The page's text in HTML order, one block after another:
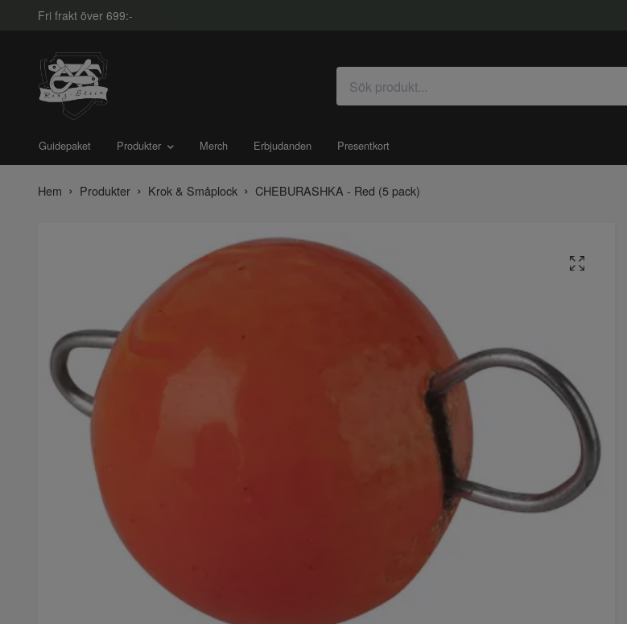
Fri frakt över 699:-
Guidepaket Produkter Merch Erbjudanden Presentkort
Hem Produkter Krok & Småplock CHEBURASHKA - Red (5 pack)